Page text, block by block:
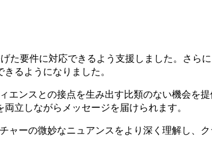
た要件に対応できるよう支援しました。さらに
きるようになりました。
エンスとの接点を生み出す比類のない機会を提
両立しながらメッセージを届けられます。
ャーの微妙なニュアンスをより深く 理解し、